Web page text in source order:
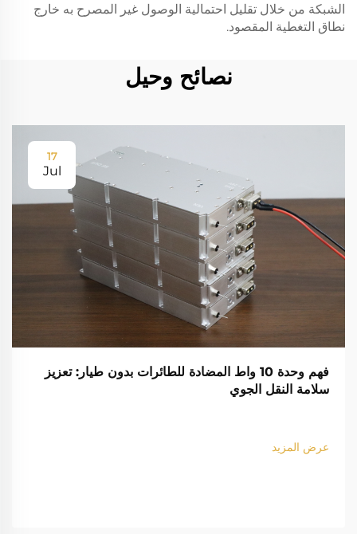
الشبكة من خلال تقليل احتمالية الوصول غير المصرح به خارج
نطاق التغطية المقصود.
نصائح وحيل
17
Jul
فهم وحدة 10 واط المضادة للطائرات بدون طيار: تعزيز
سلامة النقل الجوي
عرض المزيد